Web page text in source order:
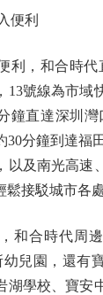
便利
，和合時代
13號線為市域
鐘直達深圳灣
30分鐘到達福
以及南光高速
接駁城市各處
合時代周邊
幼兒園，還有
湖學校、寶安